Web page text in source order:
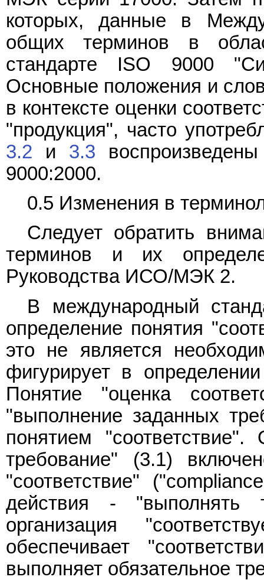
которых, данные в
общих терминов в
стандарте ISO 9000
Основные положения и
в контексте оценки
"продукция", часто
3.2 и 3.3
9000:2000.
0.5 Изменения в
Следует обратить
терминов и их
Руководства ИСО/МЭК 2.
В международный
определение понятия
это не является
фигурирует в
Понятие "оценка
"выполнение заданных
понятием
требование" (3.1)
"соответствие"
действия - "выполнять
организация
обеспечивает
выполняет обязательное